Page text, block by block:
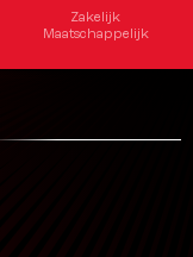
Zakelijk
Maatschappelijk